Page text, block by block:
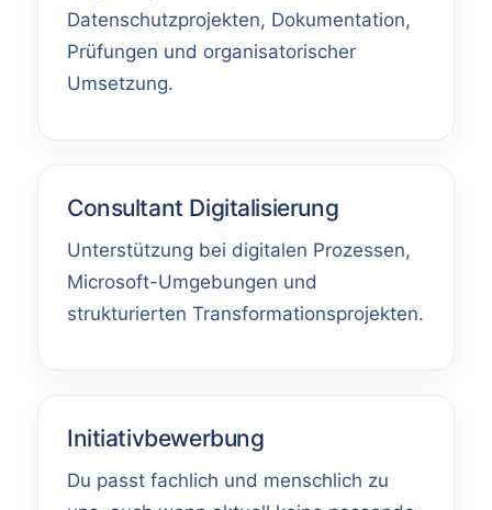
Datenschutzprojekten, Dokumentation,
Prüfungen und organisatorischer
Umsetzung.
Consultant Digitalisierung
Unterstützung bei digitalen Prozessen,
Microsoft-Umgebungen und
strukturierten Transformationsprojekten.
Initiativbewerbung
Du passt fachlich und menschlich zu